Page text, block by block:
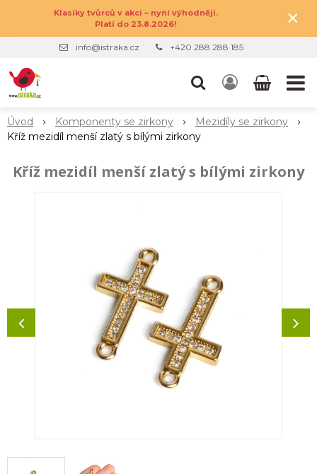
Klasiky tvůrců v akci – nyní výhodněji.
Platí do 23.8.2026!
×
info@istraka.cz +420 288 288 185
Úvod Komponenty se zirkony
Mezidíly se zirkony
Kříž mezidíl menší zlatý s bílými zirkony
Kříž mezidíl menší zlatý s bílými zirkony